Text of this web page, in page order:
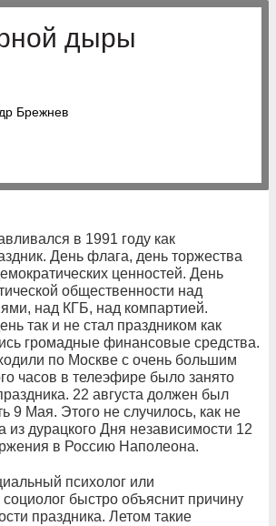
дыры
Брежнев
в 1991 году как
День флага, день торжества
ценностей. День
общественности над
над КГБ, над компартией.
так и не стал праздником как
громадные финансовые средства.
по Москве с очень большим
часов в телеэфире было занято
22 августа должен был
9 Мая. Этого не случилось, как не
из дурацкого Дня независимости 12
в Россию Наполеона.
психолог или
социолог быстро объяснит причину
праздника. Летом такие